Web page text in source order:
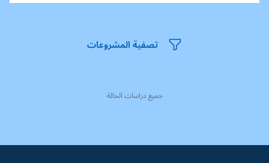
تصفية المشروعات
جميع دراسات الحالة